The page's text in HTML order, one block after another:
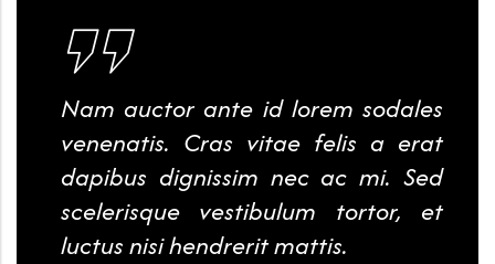
Nam auctor ante id lorem sodales
venenatis. Cras vitae felis a erat
dapibus dignissim nec ac mi. Sed
scelerisque vestibulum tortor, et
luctus nisi hendrerit mattis.